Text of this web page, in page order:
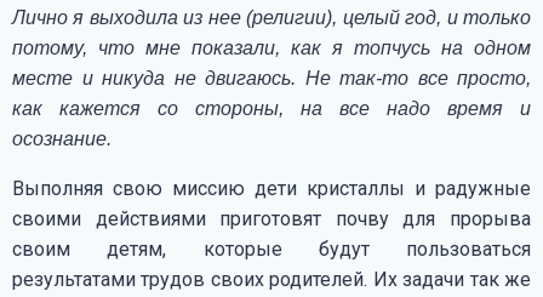
Лично я выходила из нее (религии), целый год, и только
потому, что мне показали, как я топчусь на одном
месте и никуда не двигаюсь. Не так-то все просто,
как кажется со стороны, на все надо время и
осознание.
Выполняя свою миссию дети кристаллы и радужные
своими действиями приготовят почву для прорыва
своим детям, которые будут пользоваться
результатами трудов своих родителей. Их задачи так же